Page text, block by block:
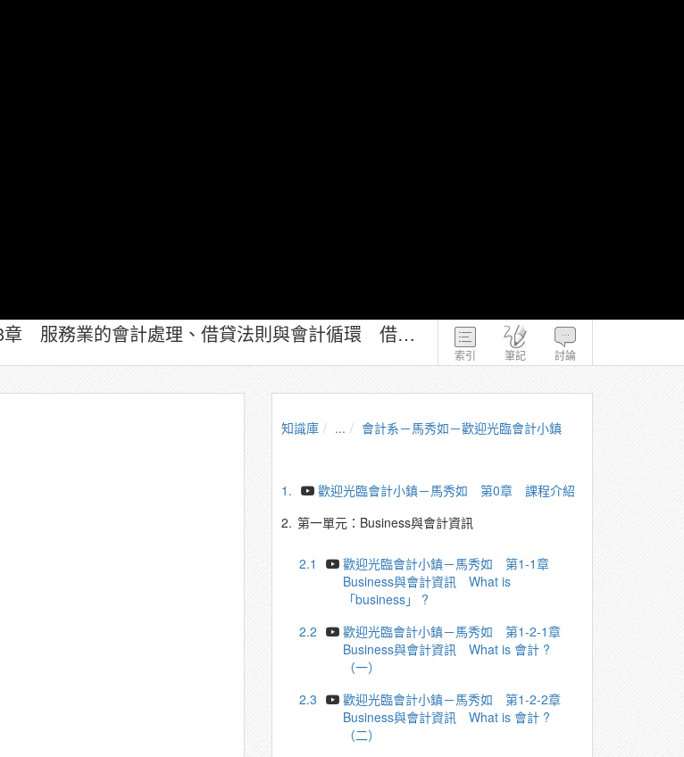
索引 筆記 討論
歡迎光臨會計小鎮－馬秀如 第2-2-3章 服務業的會計處理、借貸法則與會計循環 借貸法則（三）
知識庫 ... 會計系－馬秀如－歡迎光臨會計小鎮
1.
歡迎光臨會計小鎮－馬秀如 第0章 課程介紹
2. 第一單元：Business與會計資訊
2.1
歡迎光臨會計小鎮－馬秀如 第1-1章
Business與會計資訊 What is
「business」 ?
2.2
歡迎光臨會計小鎮－馬秀如 第1-2-1章
Business與會計資訊 What is 會計 ?
（一）
2.3
歡迎光臨會計小鎮－馬秀如 第1-2-2章
Business與會計資訊 What is 會計 ?
（二）